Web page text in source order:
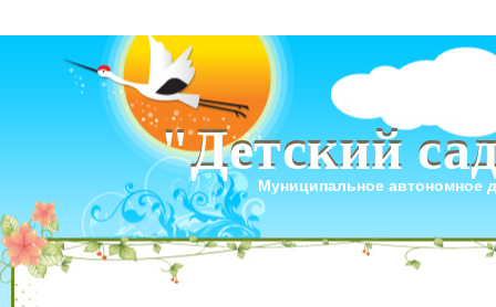
"Детский
"Детский
Муниципальное автономное